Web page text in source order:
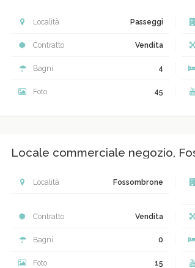
Località Passeggi
Contratto Vendita
Bagni 4
Foto 45
Locale commerciale negozio,
Località Fossombrone
Contratto Vendita
Bagni 0
Foto 15